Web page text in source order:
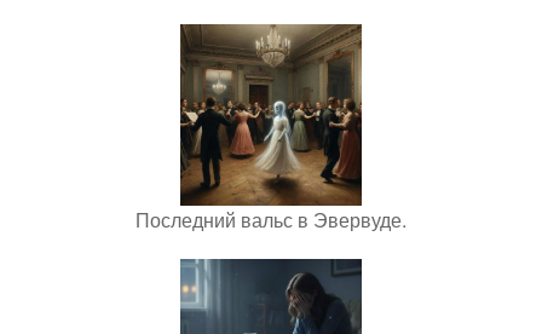
Последний вальс в Эвервуде.